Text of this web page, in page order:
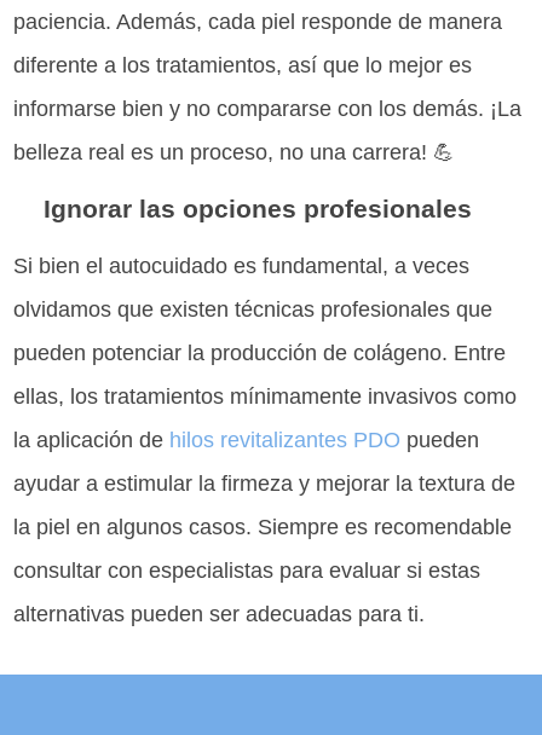
paciencia. Además, cada piel responde de manera
diferente a los tratamientos, así que lo mejor es
informarse bien y no compararse con los demás. ¡La
belleza real es un proceso, no una carrera! 💪
Ignorar las opciones profesionales
Si bien el autocuidado es fundamental, a veces
olvidamos que existen técnicas profesionales que
pueden potenciar la producción de colágeno. Entre
ellas, los tratamientos mínimamente invasivos como
la aplicación de hilos revitalizantes PDO pueden
ayudar a estimular la firmeza y mejorar la textura de
la piel en algunos casos. Siempre es recomendable
consultar con especialistas para evaluar si estas
alternativas pueden ser adecuadas para ti.